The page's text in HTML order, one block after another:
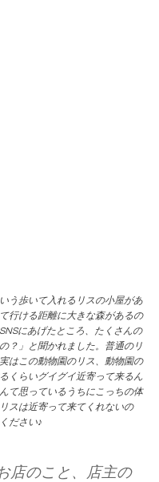
う歩いて入れるリスの小屋があ
行ける距離に大きな森があるの
にあげたところ、たくさんの
？」と聞かれました。普通のリ
はこの動物園のリス、動物園の
くらいグイグイ近寄って来るん
て思っているうちにこっちの体
スは近寄って来てくれないの
ださい♪
店のこと、店主の